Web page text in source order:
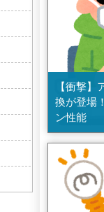
【衝撃
換が登場
ン性能